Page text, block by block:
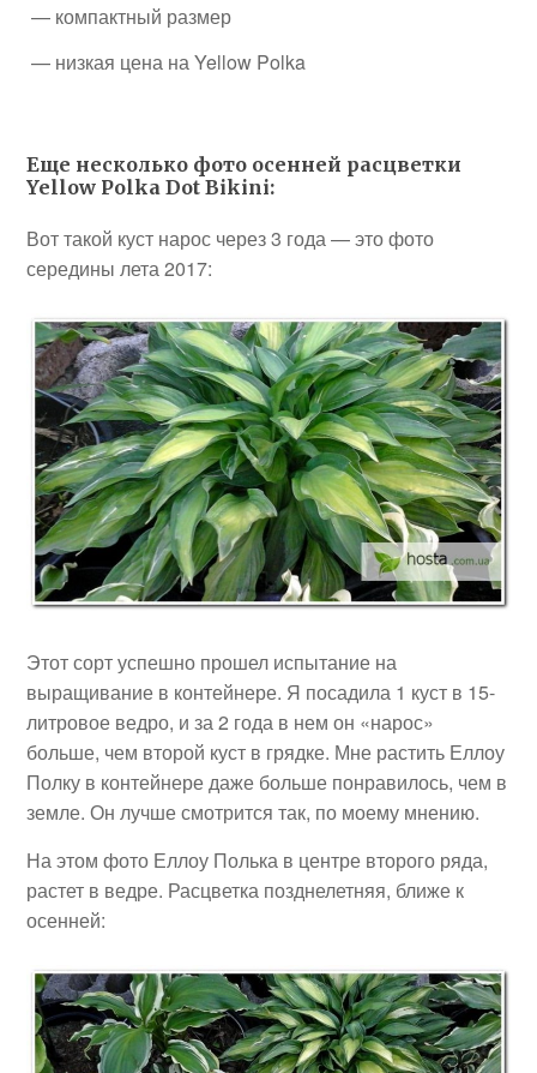
— компактный размер
— низкая цена на Yellow Polka
Еще несколько фото осенней расцветки
Yellow Polka Dot Bikini:
Вот такой куст нарос через 3 года — это фото
середины лета 2017:
Этот сорт успешно прошел испытание на
выращивание в контейнере. Я посадила 1 куст в 15-
литровое ведро, и за 2 года в нем он «нарос»
больше, чем второй куст в грядке. Мне растить Еллоу
Полку в контейнере даже больше понравилось, чем в
земле. Он лучше смотрится так, по моему мнению.
На этом фото Еллоу Полька в центре второго ряда,
растет в ведре. Расцветка позднелетняя, ближе к
осенней: